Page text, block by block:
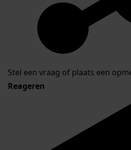
Stel een vraag of plaats een
Reageren